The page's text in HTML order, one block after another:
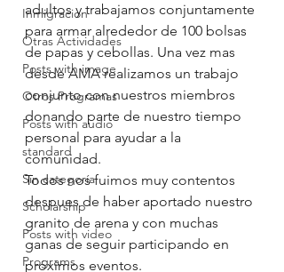
Inmigracion
Otras Actividades
Posts with image
Otros Programas
Posts with audio
standard
Sin categoría
Scholarship
Posts with video
Programs
adultos y trabajamos conjuntamente
para armar alrededor de 100 bolsas
de papas y cebollas. Una vez mas
desde AMA realizamos un trabajo
conjunto con nuestros miembros
donando parte de nuestro tiempo
personal para ayudar a la
comunidad.
Todos nos fuimos muy contentos
despues de haber aportado nuestro
granito de arena y con muchas
ganas de seguir participando en
próximos eventos.